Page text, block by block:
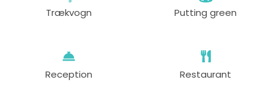
Trækvogn Putting green
Reception Restaurant